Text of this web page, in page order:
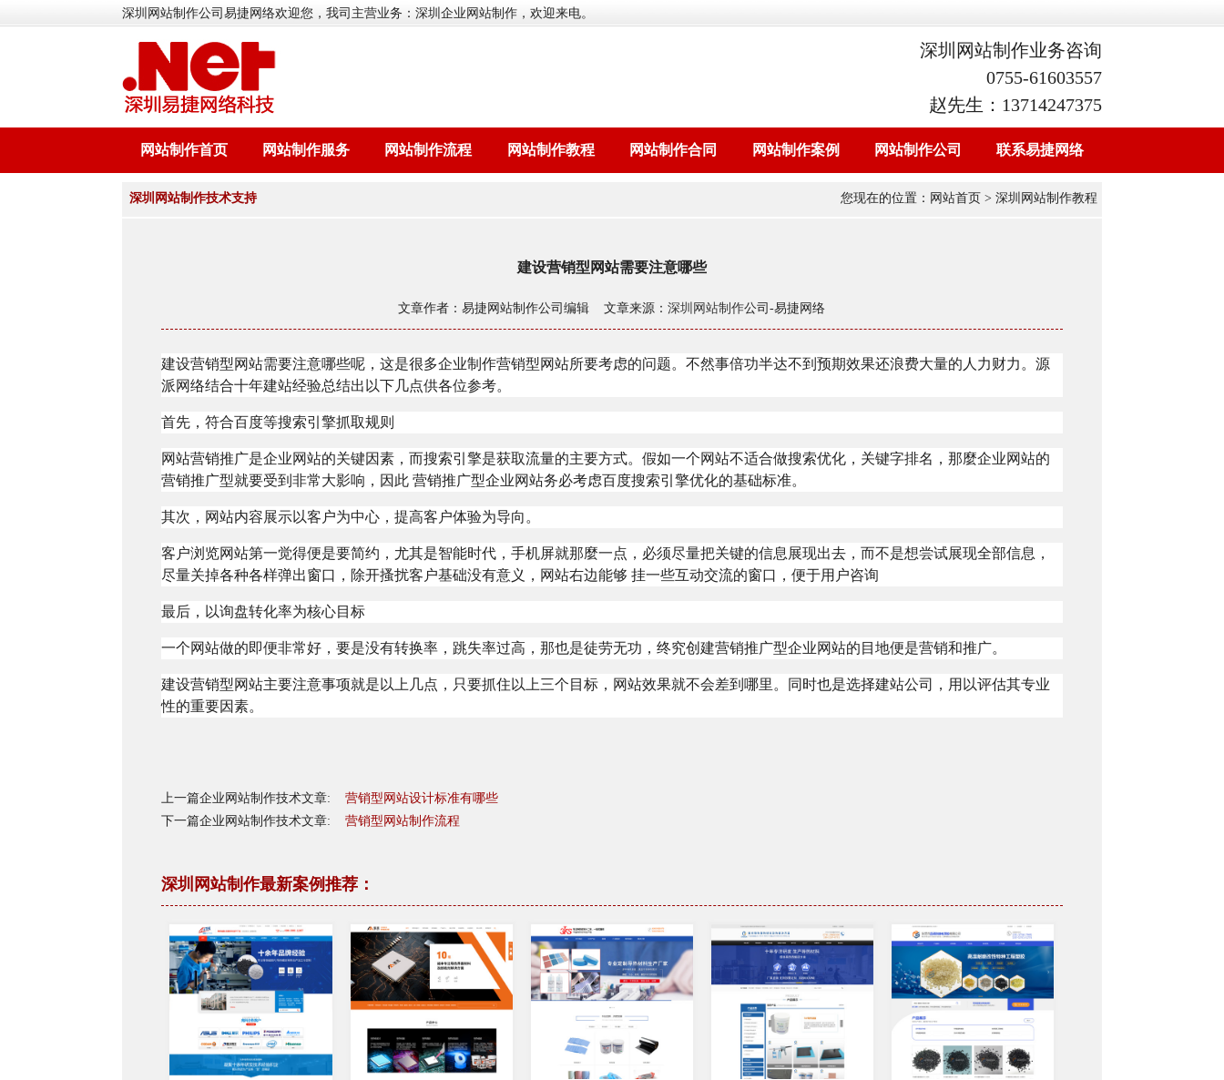
深圳网站制作公司易捷网络欢迎您，我司主营业务：深圳企业网站制作，欢迎来电。
深圳网站制作业务咨询
0755-61603557
赵先生：13714247375
网站制作首页 网站制作服务 网站制作流程 网站制作教程 网站制作合同 网站制作案例 网站制作公司 联系易捷网络
深圳网站制作技术支持 您现在的位置： 网站首页 > 深圳网站制作教程
建设营销型网站需要注意哪些
文章作者：易捷网站制作公司编辑 文章来源：深圳网站制作公司-易捷网络
建设营销型网站需要注意哪些呢，这是很多企业制作营销型网站所要考虑的问题。不然事倍功半达不到预期效果还浪费大量的人力财力。源
派网络结合十年建站经验总结出以下几点供各位参考。
首先，符合百度等搜索引擎抓取规则
网站营销推广是企业网站的关键因素，而搜索引擎是获取流量的主要方式。假如一个网站不适合做搜索优化，关键字排名，那麼企业网站的
营销推广型就要受到非常大影响，因此 营销推广型企业网站务必考虑百度搜索引擎优化的基础标准。
其次，网站内容展示以客户为中心，提高客户体验为导向。
客户浏览网站第一觉得便是要简约，尤其是智能时代，手机屏就那麼一点，必须尽量把关键的信息展现出去，而不是想尝试展现全部信息，
尽量关掉各种各样弹出窗口，除开搔扰客户基础没有意义，网站右边能够 挂一些互动交流的窗口，便于用户咨询
最后，以询盘转化率为核心目标
一个网站做的即便非常好，要是没有转换率，跳失率过高，那也是徒劳无功，终究创建营销推广型企业网站的目地便是营销和推广。
建设营销型网站主要注意事项就是以上几点，只要抓住以上三个目标，网站效果就不会差到哪里。同时也是选择建站公司，用以评估其专业
性的重要因素。
上一篇企业网站制作技术文章: 营销型网站设计标准有哪些
下一篇企业网站制作技术文章: 营销型网站制作流程
深圳网站制作最新案例推荐：